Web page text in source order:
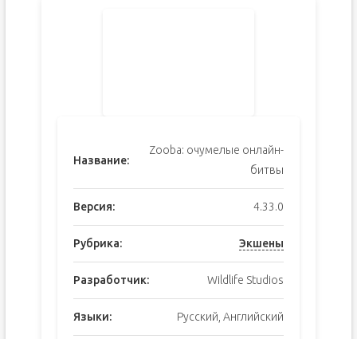
Название:
Zooba: очумелые онлайн-
битвы
Версия: 4.33.0
Рубрика: Экшены
Разработчик: Wildlife Studios
Языки: Русский, Английский